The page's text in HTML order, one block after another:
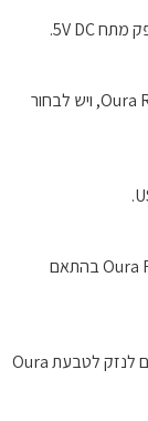
הגודל המתאים מופיע בחלק הפנימי של טבעת Oura Ring 5, ויש לבחור
כן, המטען מספק טעינה יעילה ומהירה לטבעת Oura Ring 5 בהתאם
שימוש במטען לא מקורי עלול לפגוע בביצועים או לגרום לנזק לטבעת Oura